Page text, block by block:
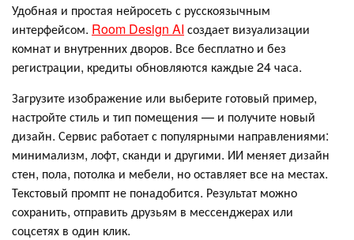
Удобная и простая нейросеть с русскоязычным
интерфейсом. Room Design AI создает визуализации
комнат и внутренних дворов. Все бесплатно и без
регистрации, кредиты обновляются каждые 24 часа.
Загрузите изображение или выберите готовый пример,
настройте стиль и тип помещения — и получите новый
дизайн. Сервис работает с популярными направлениями:
минимализм, лофт, сканди и другими. ИИ меняет дизайн
стен, пола, потолка и мебели, но оставляет все на местах.
Текстовый промпт не понадобится. Результат можно
сохранить, отправить друзьям в мессенджерах или
соцсетях в один клик.